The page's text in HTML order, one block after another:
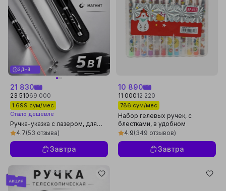
3 ДНЯ
21 830
23 51069 000
1 699 сум/мес
Стало дешевле
Ручка-указка с лазером, для
презентаций, фонарик, магнит
4.7(53 отзыва)
Завтра
10 890
11 00012 220
786 сум/мес
Набор гелевых ручек, с
блестками, в удобном
контейнере, 4, 6, 8, 10, 12 шт
4.9(349 отзывов)
Завтра
Реклама